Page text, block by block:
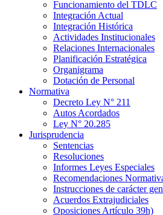
Funcionamiento del TDLC
Integración Actual
Integración Histórica
Actividades Institucionales
Relaciones Internacionales
Planificación Estratégica
Organigrama
Dotación de Personal
Normativa
Decreto Ley N° 211
Autos Acordados
Ley N° 20.285
Jurisprudencia
Sentencias
Resoluciones
Informes Leyes Especiales
Recomendaciones
Instrucciones de carácter
Acuerdos Extrajudiciales
Oposiciones Artículo 39h)